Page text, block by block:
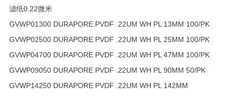
滤纸0.22微米
GVWP01300 DURAPORE PVDF .22UM WH PL 13MM 100/PK
GVWP02500 DURAPORE PVDF .22UM WH PL 25MM 100/PK
GVWP04700 DURAPORE PVDF .22UM WH PL 47MM 100/PK
GVWP09050 DURAPORE PVDF .22UM WH PL 90MM 50/PK
GVWP14250 DURAPORE PVDF .22UM WH PL 142MM